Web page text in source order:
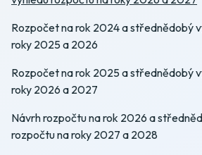
Rozpočet na rok 2024 a střednědobý
roky 2025 a 2026
Rozpočet na rok 2025 a střednědobý
roky 2026 a 2027
Návrh rozpočtu na rok 2026 a
rozpočtu na roky 2027 a 2028